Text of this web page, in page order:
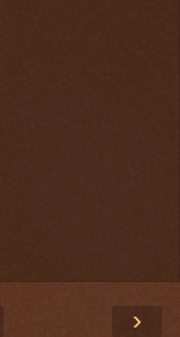
›